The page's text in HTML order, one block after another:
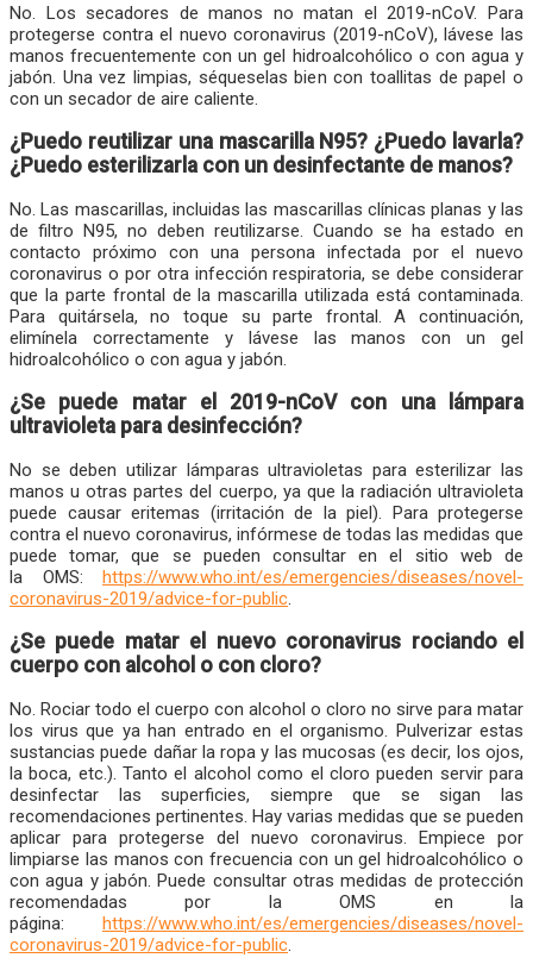
No. Los secadores de manos no matan el 2019-nCoV. Para
protegerse contra el nuevo coronavirus (2019-nCoV), lávese las
manos frecuentemente con un gel hidroalcohólico o con agua y
jabón. Una vez limpias, séqueselas bien con toallitas de papel o
con un secador de aire caliente.
¿Puedo reutilizar una mascarilla N95? ¿Puedo lavarla?
¿Puedo esterilizarla con un desinfectante de manos?
No. Las mascarillas, incluidas las mascarillas clínicas planas y las
de filtro N95, no deben reutilizarse. Cuando se ha estado en
contacto próximo con una persona infectada por el nuevo
coronavirus o por otra infección respiratoria, se debe considerar
que la parte frontal de la mascarilla utilizada está contaminada.
Para quitársela, no toque su parte frontal. A continuación,
elimínela correctamente y lávese las manos con un gel
hidroalcohólico o con agua y jabón.
¿Se puede matar el 2019-nCoV con una lámpara
ultravioleta para desinfección?
No se deben utilizar lámparas ultravioletas para esterilizar las
manos u otras partes del cuerpo, ya que la radiación ultravioleta
puede causar eritemas (irritación de la piel). Para protegerse
contra el nuevo coronavirus, infórmese de todas las medidas que
puede tomar, que se pueden consultar en el sitio web de
la OMS: https://www.who.int/es/emergencies/diseases/novel-
coronavirus-2019/advice-for-public.
¿Se puede matar el nuevo coronavirus rociando el
cuerpo con alcohol o con cloro?
No. Rociar todo el cuerpo con alcohol o cloro no sirve para matar
los virus que ya han entrado en el organismo. Pulverizar estas
sustancias puede dañar la ropa y las mucosas (es decir, los ojos,
la boca, etc.). Tanto el alcohol como el cloro pueden servir para
desinfectar las superficies, siempre que se sigan las
recomendaciones pertinentes. Hay varias medidas que se pueden
aplicar para protegerse del nuevo coronavirus. Empiece por
limpiarse las manos con frecuencia con un gel hidroalcohólico o
con agua y jabón. Puede consultar otras medidas de protección
recomendadas por la OMS en la
página: https://www.who.int/es/emergencies/diseases/novel-
coronavirus-2019/advice-for-public.